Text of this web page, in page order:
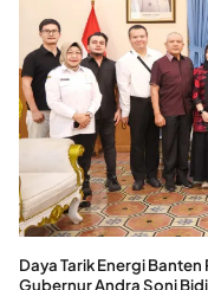
Daya Tarik Energi
Gubernur Andra Soni